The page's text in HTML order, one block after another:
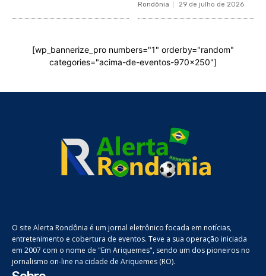
Rondônia 29 de julho de 2026
[wp_bannerize_pro numbers="1" orderby="random"
categories="acima-de-eventos-970x250"]
O site Alerta Rondônia é um jornal eletrônico focada em notícias,
entretenimento e cobertura de eventos. Teve a sua operação iniciada
em 2007 com o nome de "Em Ariquemes", sendo um dos pioneiros no
jornalismo on-line na cidade de Ariquemes (RO).